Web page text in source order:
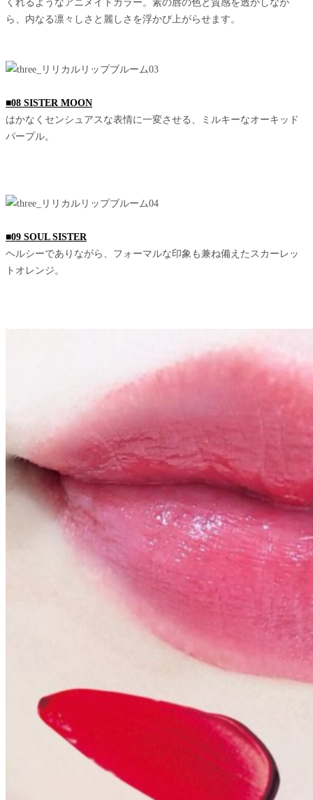
ら、内なる凛々しさと麗しさを浮かび上がらせます。
■08 SISTER MOON
はかなくセンシュアスな表情に一変させる、ミルキーなオーキッド
パープル。
■09 SOUL SISTER
ヘルシーでありながら、フォーマルな印象も兼ね備えたスカーレッ
トオレンジ。